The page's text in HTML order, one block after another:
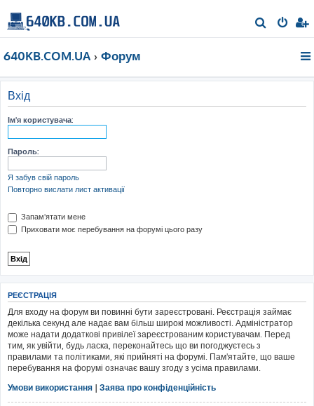
о
640KB.COM.UA Форум
Вхід
Ім'я користувача:
Пароль:
Я забув свій пароль
Повторно вислати лист активації
Запам'ятати мене
Приховати моє перебування на форумі цього разу
РЕЄСТРАЦІЯ
Для входу на форум ви повинні бути зареєстровані. Реєстрація займає
декілька секунд але надає вам більш широкі можливості. Адміністратор
може надати додаткові привілеї зареєстрованим користувачам. Перед
тим, як увійти, будь ласка, переконайтесь що ви погоджуєтесь з
правилами та політиками, які прийняті на форумі. Пам'ятайте, що ваше
перебування на форумі означає вашу згоду з усіма правилами.
Умови використання | Заява про конфіденційність